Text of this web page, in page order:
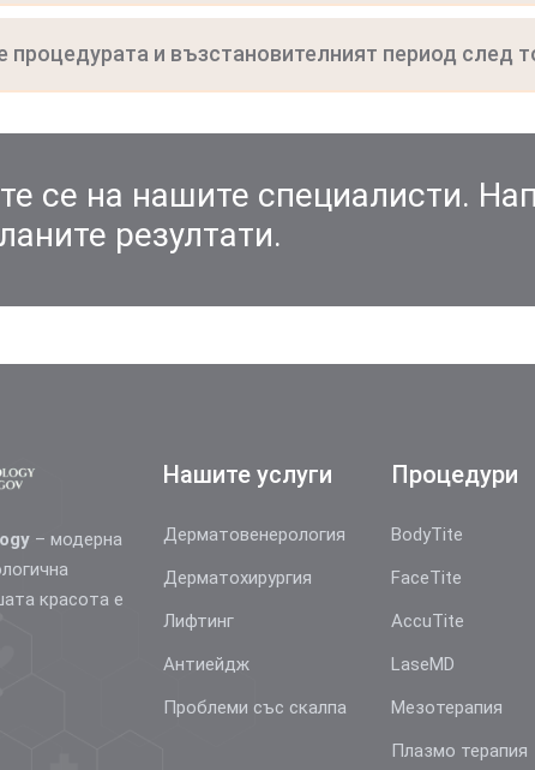
процедурата и възстановителният период след
се на нашите специалисти.
резултати.
– модерна
красота е
Нашите услуги
Дерматовенерология
Дерматохирургия
Лифтинг
Антиейдж
Проблеми със скалпа
Процедури
BodyTite
FaceTite
AccuTite
LaseMD
Мезотерапия
Плазмо терапия